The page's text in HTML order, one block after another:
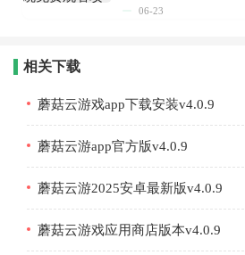
06-23
相关下载
蘑菇云游戏app下载安装v4.0.9
蘑菇云游app官方版v4.0.9
蘑菇云游2025安卓最新版v4.0.9
蘑菇云游戏应用商店版本v4.0.9